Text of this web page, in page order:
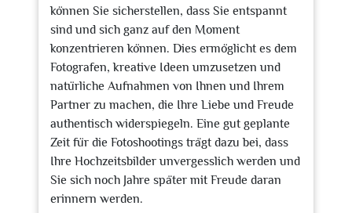
können Sie sicherstellen, dass Sie entspannt
sind und sich ganz auf den Moment
konzentrieren können. Dies ermöglicht es dem
Fotografen, kreative Ideen umzusetzen und
natürliche Aufnahmen von Ihnen und Ihrem
Partner zu machen, die Ihre Liebe und Freude
authentisch widerspiegeln. Eine gut geplante
Zeit für die Fotoshootings trägt dazu bei, dass
Ihre Hochzeitsbilder unvergesslich werden und
Sie sich noch Jahre später mit Freude daran
erinnern werden.